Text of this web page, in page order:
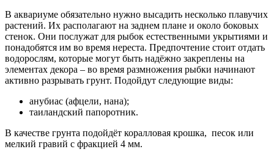
В аквариуме обязательно нужно высадить несколько плавучих
растений. Их располагают на заднем плане и около боковых
стенок. Они послужат для рыбок естественными укрытиями и
понадобятся им во время нереста. Предпочтение стоит отдать
водорослям, которые могут быть надёжно закреплены на
элементах декора – во время размножения рыбки начинают
активно разрывать грунт. Подойдут следующие виды:
анубиас (афцели, нана);
таиландский папоротник.
В качестве грунта подойдёт коралловая крошка, песок или
мелкий гравий с фракцией 4 мм.